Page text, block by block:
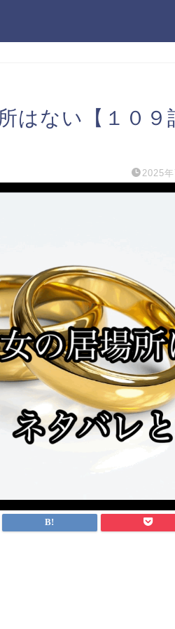
はない【１０９
2025